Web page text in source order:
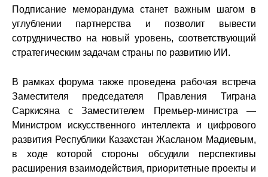
Подписание меморандума станет важным шагом в
углублении партнерства и позволит вывести
сотрудничество на новый уровень, соответствующий
стратегическим задачам страны по развитию ИИ.
В рамках форума также проведена рабочая встреча
Заместителя председателя Правления Тиграна
Саркисяна с Заместителем Премьер-министра —
Министром искусственного интеллекта и цифрового
развития Республики Казахстан Жасланом Мадиевым,
в ходе которой стороны обсудили перспективы
расширения взаимодействия, приоритетные проекты и